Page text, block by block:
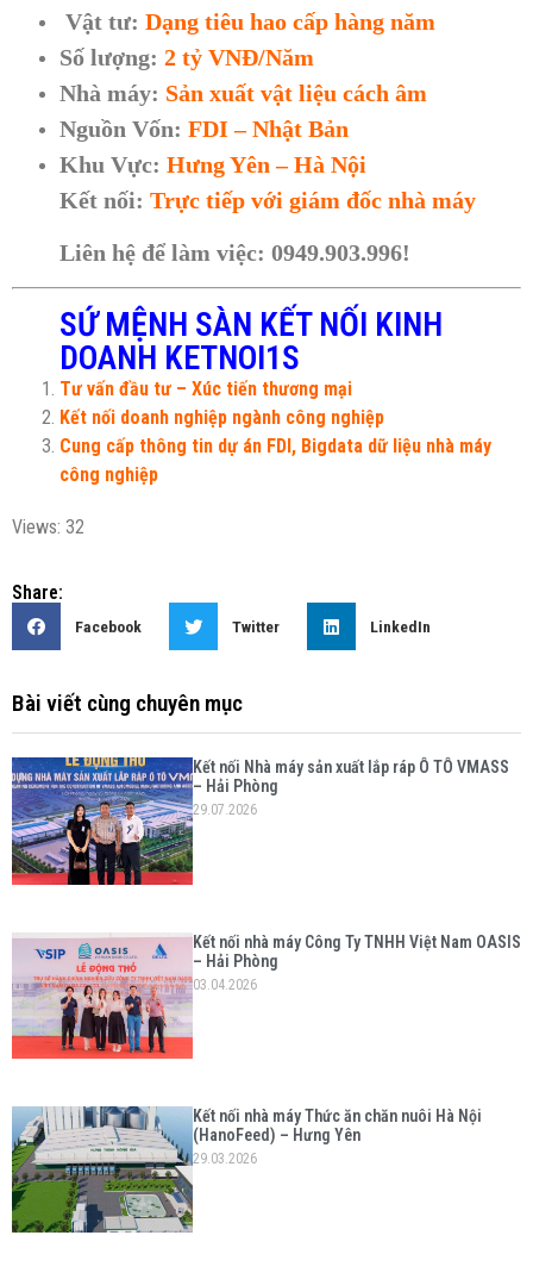
Vật tư: Dạng tiêu hao cấp hàng năm
Số lượng: 2 tỷ VNĐ/Năm
Nhà máy: Sản xuất vật liệu cách âm
Nguồn Vốn: FDI – Nhật Bản
Khu Vực: Hưng Yên – Hà Nội
Kết nối: Trực tiếp với giám đốc nhà máy
Liên hệ để làm việc: 0949.903.996!
SỨ MỆNH SÀN KẾT NỐI KINH
DOANH KETNOI1S
Tư vấn đầu tư – Xúc tiến thương mại
Kết nối doanh nghiệp ngành công nghiệp
Cung cấp thông tin dự án FDI, Bigdata dữ liệu nhà máy
công nghiệp
Views: 32
Share:
Facebook Twitter LinkedIn
Bài viết cùng chuyên mục
Kết nối Nhà máy sản xuất lắp ráp Ô TÔ VMASS
– Hải Phòng
29.07.2026
Kết nối nhà máy Công Ty TNHH Việt Nam OASIS
– Hải Phòng
03.04.2026
Kết nối nhà máy Thức ăn chăn nuôi Hà Nội
(HanoFeed) – Hưng Yên
29.03.2026